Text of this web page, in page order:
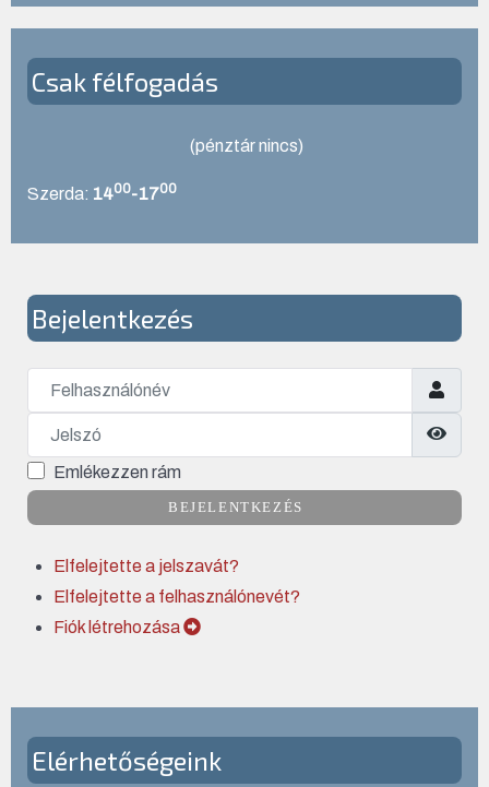
Csak félfogadás
(pénztár nincs)
Szerda: 1400-1700
Bejelentkezés
Felhasználónév
Jelszó
Emlékezzen rám
BEJELENTKEZÉS
Elfelejtette a jelszavát?
Elfelejtette a felhasználónevét?
Fiók létrehozása
Elérhetőségeink